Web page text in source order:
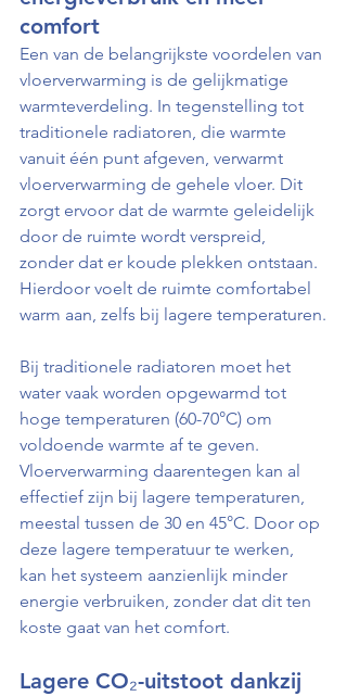
comfort
Een van de belangrijkste voordelen van
vloerverwarming is de gelijkmatige
warmteverdeling. In tegenstelling tot
traditionele radiatoren, die warmte
vanuit één punt afgeven, verwarmt
vloerverwarming de gehele vloer. Dit
zorgt ervoor dat de warmte geleidelijk
door de ruimte wordt verspreid,
zonder dat er koude plekken ontstaan.
Hierdoor voelt de ruimte comfortabel
warm aan, zelfs bij lagere temperaturen.
Bij traditionele radiatoren moet het
water vaak worden opgewarmd tot
hoge temperaturen (60-70°C) om
voldoende warmte af te geven.
Vloerverwarming daarentegen kan al
effectief zijn bij lagere temperaturen,
meestal tussen de 30 en 45°C. Door op
deze lagere temperatuur te werken,
kan het systeem aanzienlijk minder
energie verbruiken, zonder dat dit ten
koste gaat van het comfort.
Lagere CO₂-uitstoot dankzij